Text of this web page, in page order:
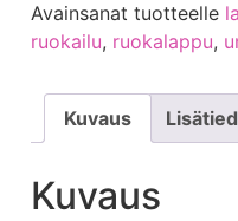
Avainsanat tuotteelle
ruokailu, ruokalappu,
Kuvaus
Kuvaus